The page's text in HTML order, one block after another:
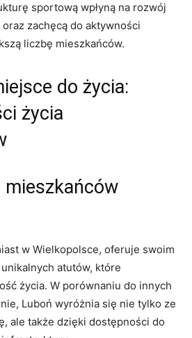
sportową wpłyną na rozwój
zachęcą do aktywności
liczbę mieszkańców.
do życia:
życia
w Wielkopolsce, oferuje swoim
atutów, które
życia. W porównaniu do innych
Luboń wyróżnia się nie tylko ze
ale także dzięki dostępności do